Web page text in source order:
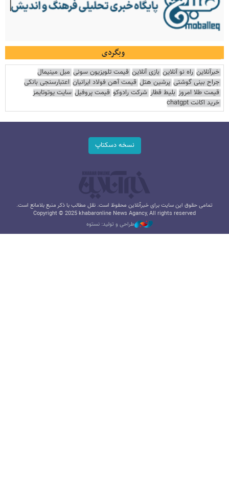
وبگردی
خبرآنلاین راه نو آنلاین بازی آنلاین قیمت تلویزیون سونی مبل مینیمال
جراح بینی گوشتی پرشین هتل قیمت آهن فولاد ایرانیان اعتبارسنجی بانکی
قیمت طلا امروز بلیط قطار شرکت رادوکو قیمت پروفیل سایت یوتوتایمز
خرید اکانت chatgpt
نسخه دسکتاپ
تمامی حقوق این سایت برای خبرآنلاین محفوظ است. نقل مطالب با ذکر منبع بلامانع است.
Copyright © 2025 khabaronline News Agancy, All rights reserved
طراحی و تولید: نستوه